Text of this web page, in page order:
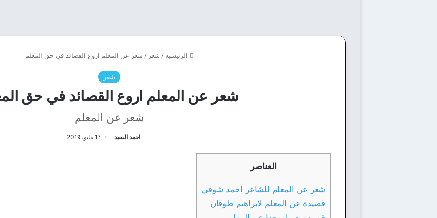
الرئيسية / شعر / شعر عن المعلم اروع القصائد في حق المعلم
شعر
شعر عن المعلم اروع القصائد في حق
شعر عن المعلم
احمد السيد 17 مايو، 2019
العناصر
شعر عن المعلم للشاعر احمد شوقي
قصيدة عن المعلم لابراهيم طوقان